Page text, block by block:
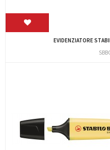
EVIDENZIATORE